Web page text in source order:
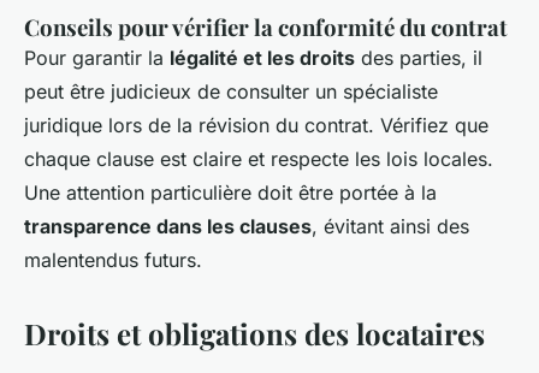
Conseils pour vérifier la conformité du contrat
Pour garantir la légalité et les droits des parties, il
peut être judicieux de consulter un spécialiste
juridique lors de la révision du contrat. Vérifiez que
chaque clause est claire et respecte les lois locales.
Une attention particulière doit être portée à la
transparence dans les clauses, évitant ainsi des
malentendus futurs.
Droits et obligations des locataires